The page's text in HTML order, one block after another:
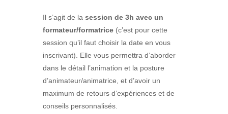
Il s’agit de la session de 3h avec un
formateur/formatrice (c’est pour cette
session qu’il faut choisir la date en vous
inscrivant). Elle vous permettra d’aborder
dans le détail l’animation et la posture
d’animateur/animatrice, et d’avoir un
maximum de retours d’expériences et de
conseils personnalisés.